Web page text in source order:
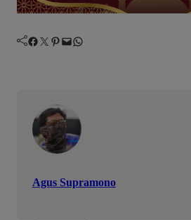
Facebook Twitter Pinterest Mail WhatsApp
Agus Supramono